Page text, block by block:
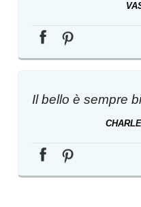
Il bello è sempre